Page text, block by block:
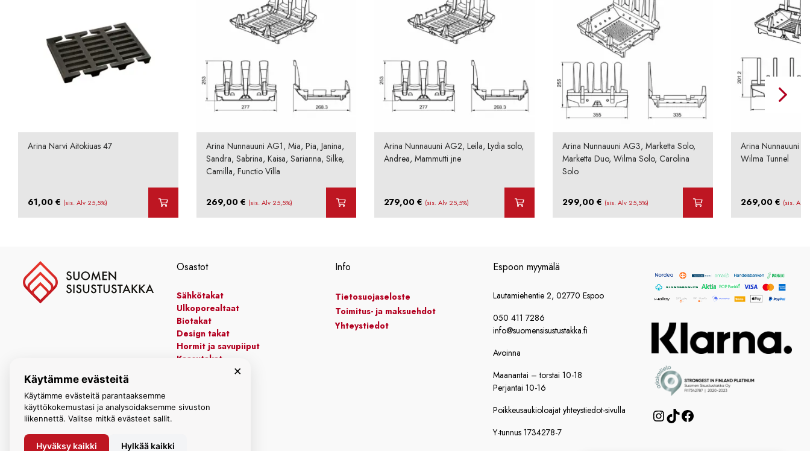
Arina Narvi Aitokiuas 47
61,00 € (sis. Alv 25,5%)
Arina Nunnauuni AG1, Mia, Pia, Janina,
Sandra, Sabrina, Kaisa, Sarianna, Silke,
Camilla, Functio Villa
269,00 € (sis. Alv 25,5%)
Arina Nunnauuni AG2, Leila, Lydia solo,
Andrea, Mammutti jne
279,00€ (sis. Alv 25,5%)
Arina Nunnauuni AG3, Marketta Solo,
Marketta Duo, Wilma Solo, Carolina
Solo
299,00 € (sis. Alv 25,5%)
Arina Nunnauuni
Wilma Tunnel
269,00 € (sis. Alv
Osastot
Sähkötakat
Ulkoporealtaat
Biotakat
Design takat
Hormit ja savupiiput
Kaasutakat
Kiertoilmatakat
Info
Tietosuojaseloste
Toimitus- ja maksuehdot
Yhteystiedot
Espoon myymälä
Lautamiehentie 2, 02770 Espoo
050 411 7286
info@suomensisustustakka.fi
Avoinna
Maanantai – torstai 10-18
Perjantai 10-16
Poikkeusaukioloajat yhteystiedot-sivulla
Y-tunnus 1734278-7
Instagram
TikTok
×
Käytämme evästeitä
Käytämme evästeitä parantaaksemme
käyttökokemustasi ja analysoidaksemme sivuston
liikennettä. Valitse mitkä evästeet sallit.
Hyväksy kaikki Hylkää kaikki